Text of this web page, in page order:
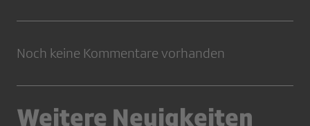
Noch keine Kommentare vorhanden
Weitere Neuigkeiten